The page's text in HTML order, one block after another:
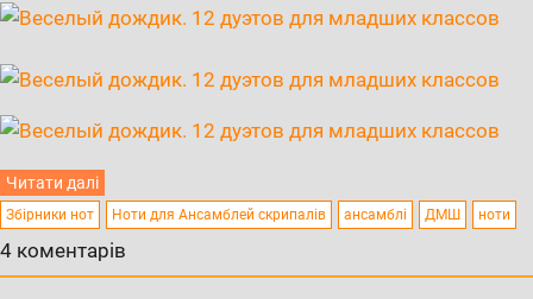
Читати далі
Збірники нот Ноти для Ансамблей скрипалів ансамблі ДМШ ноти
4 коментарів